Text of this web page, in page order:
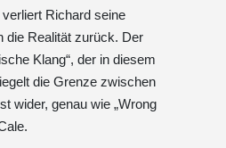
Richard seine
die Realität zurück. Der
Klang“, der in diesem
die Grenze zwischen
wider, genau wie „Wrong